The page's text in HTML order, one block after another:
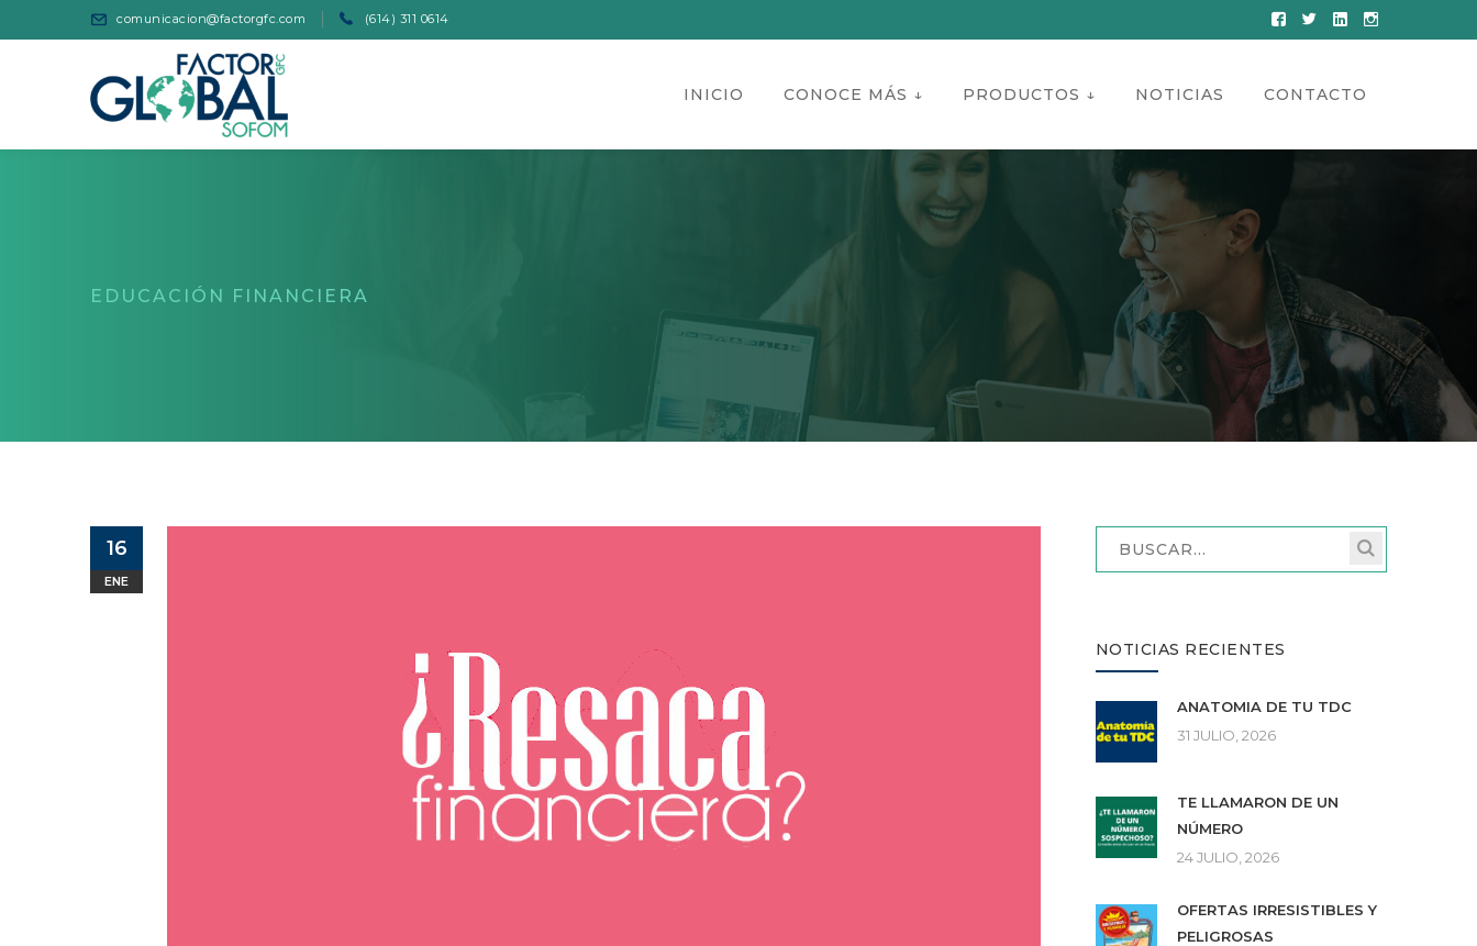
comunicacion@factorgfc.com (614) 311 0614
Facebook
TwitterLinkedInInstagram
INICIO CONOCE MÁS ↓ PRODUCTOS ↓ NOTICIAS CONTACTO
EDUCACIÓN FINANCIERA
16
ENE
NOTICIAS RECIENTES
ANATOMÍA DE TU TDC
31 JULIO, 2026
TE LLAMARON DE UN
NÚMERO
24 JULIO, 2026
OFERTAS IRRESISTIBLES Y
PELIGROSAS